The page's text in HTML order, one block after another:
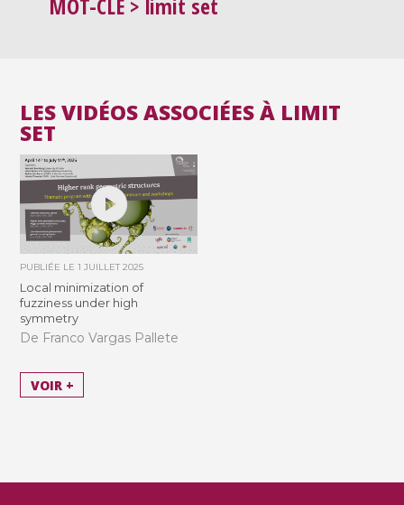
MOT-CLÉ > limit set
LES VIDÉOS ASSOCIÉES À LIMIT
SET
PUBLIÉE LE1 JUILLET 2025
Local minimization of
fuzziness under high
symmetry
De Franco Vargas Pallete
VOIR +